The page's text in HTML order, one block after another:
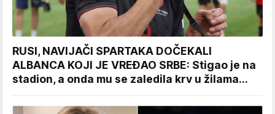
RUSI, NAVIJAČI SPARTAKA DOČEKALI
ALBANCA KOJI JE VREĐAO SRBE: Stigao je na
stadion, a onda mu se zaledila krv u žilama...